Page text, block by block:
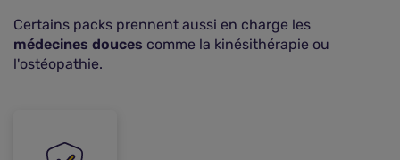
Certains packs prennent aussi en charge les
médecines douces comme la kinésithérapie ou
l'ostéopathie.